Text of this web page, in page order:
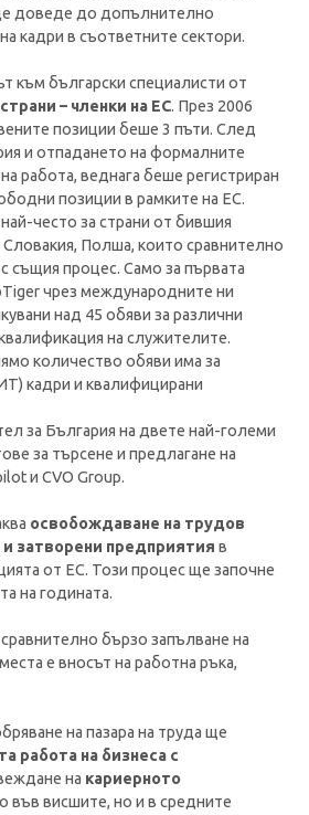
доведе до допълнително
кадри в съответните сектори.
към български специалисти от
– членки на ЕС. През 2006
позиции беше 3 пъти. След
и отпадането на формалните
работа, веднага беше регистриран
позиции в рамките на ЕС.
често за страни от бившия
Словакия, Полша, които сравнително
същия процес. Само за първата
чрез международните ни
над 45 обяви за различни
на служителите.
количество обяви има за
кадри и квалифицирани
за България на двете най-големи
за търсене и предлагане на
и CVO Group.
освобождаване на трудов
затворени предприятия в
от ЕС. Този процес ще започне
на годината.
бързо запълване на
е вносът на работна ръка,
на пазара на труда ще
работа на бизнеса с
на кариерното
във висшите, но и в средните